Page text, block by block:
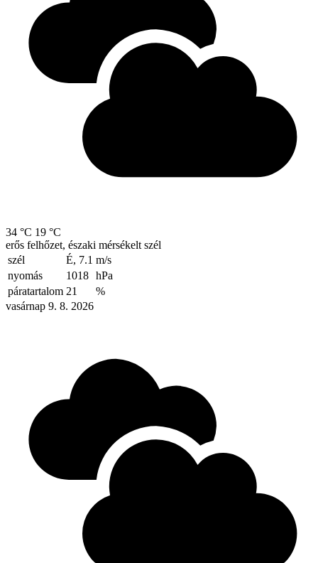
34 °C 19 °C
erős felhőzet, északi mérsékelt szél
szél
É, 7.1 m/s
nyomás
1018 hPa
páratartalom 21
%
vasárnap 9. 8. 2026